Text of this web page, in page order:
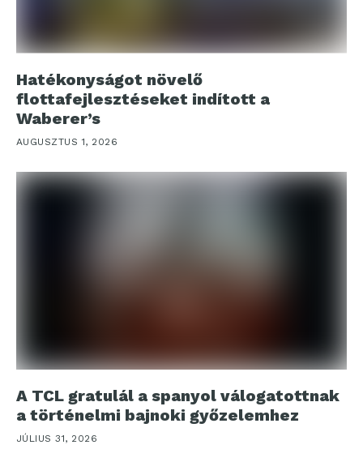
Hatékonyságot növelő
flottafejlesztéseket indított a
Waberer’s
AUGUSZTUS 1, 2026
A TCL gratulál a spanyol válogatottnak
a történelmi bajnoki győzelemhez
JÚLIUS 31, 2026